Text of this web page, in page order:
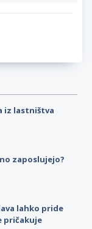
iz lastništva
zaposlujejo?
lahko pride
pričakuje